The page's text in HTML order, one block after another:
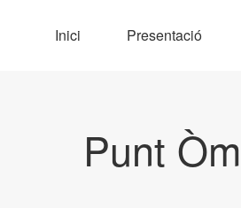
Inici Presentació
Punt